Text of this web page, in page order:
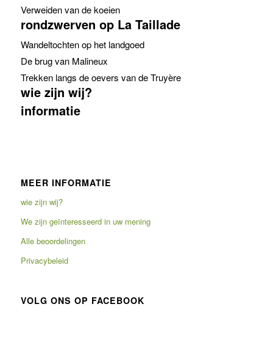
Verweiden van de koeien
rondzwerven op La Taillade
Wandeltochten op het landgoed
De brug van Malineux
Trekken langs de oevers van de Truyère
wie zijn wij?
informatie
MEER INFORMATIE
wie zijn wij?
We zijn geïnteresseerd in uw mening
Alle beoordelingen
Privacybeleid
VOLG ONS OP FACEBOOK